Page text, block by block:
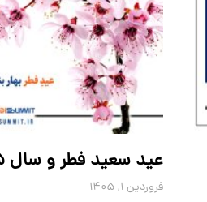
عید سعید فطر و سال ۱۴۰۵ نو مبارک
فروردین ۱, ۱۴۰۵